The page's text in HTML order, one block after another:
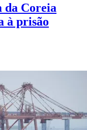
da Coreia
à prisão